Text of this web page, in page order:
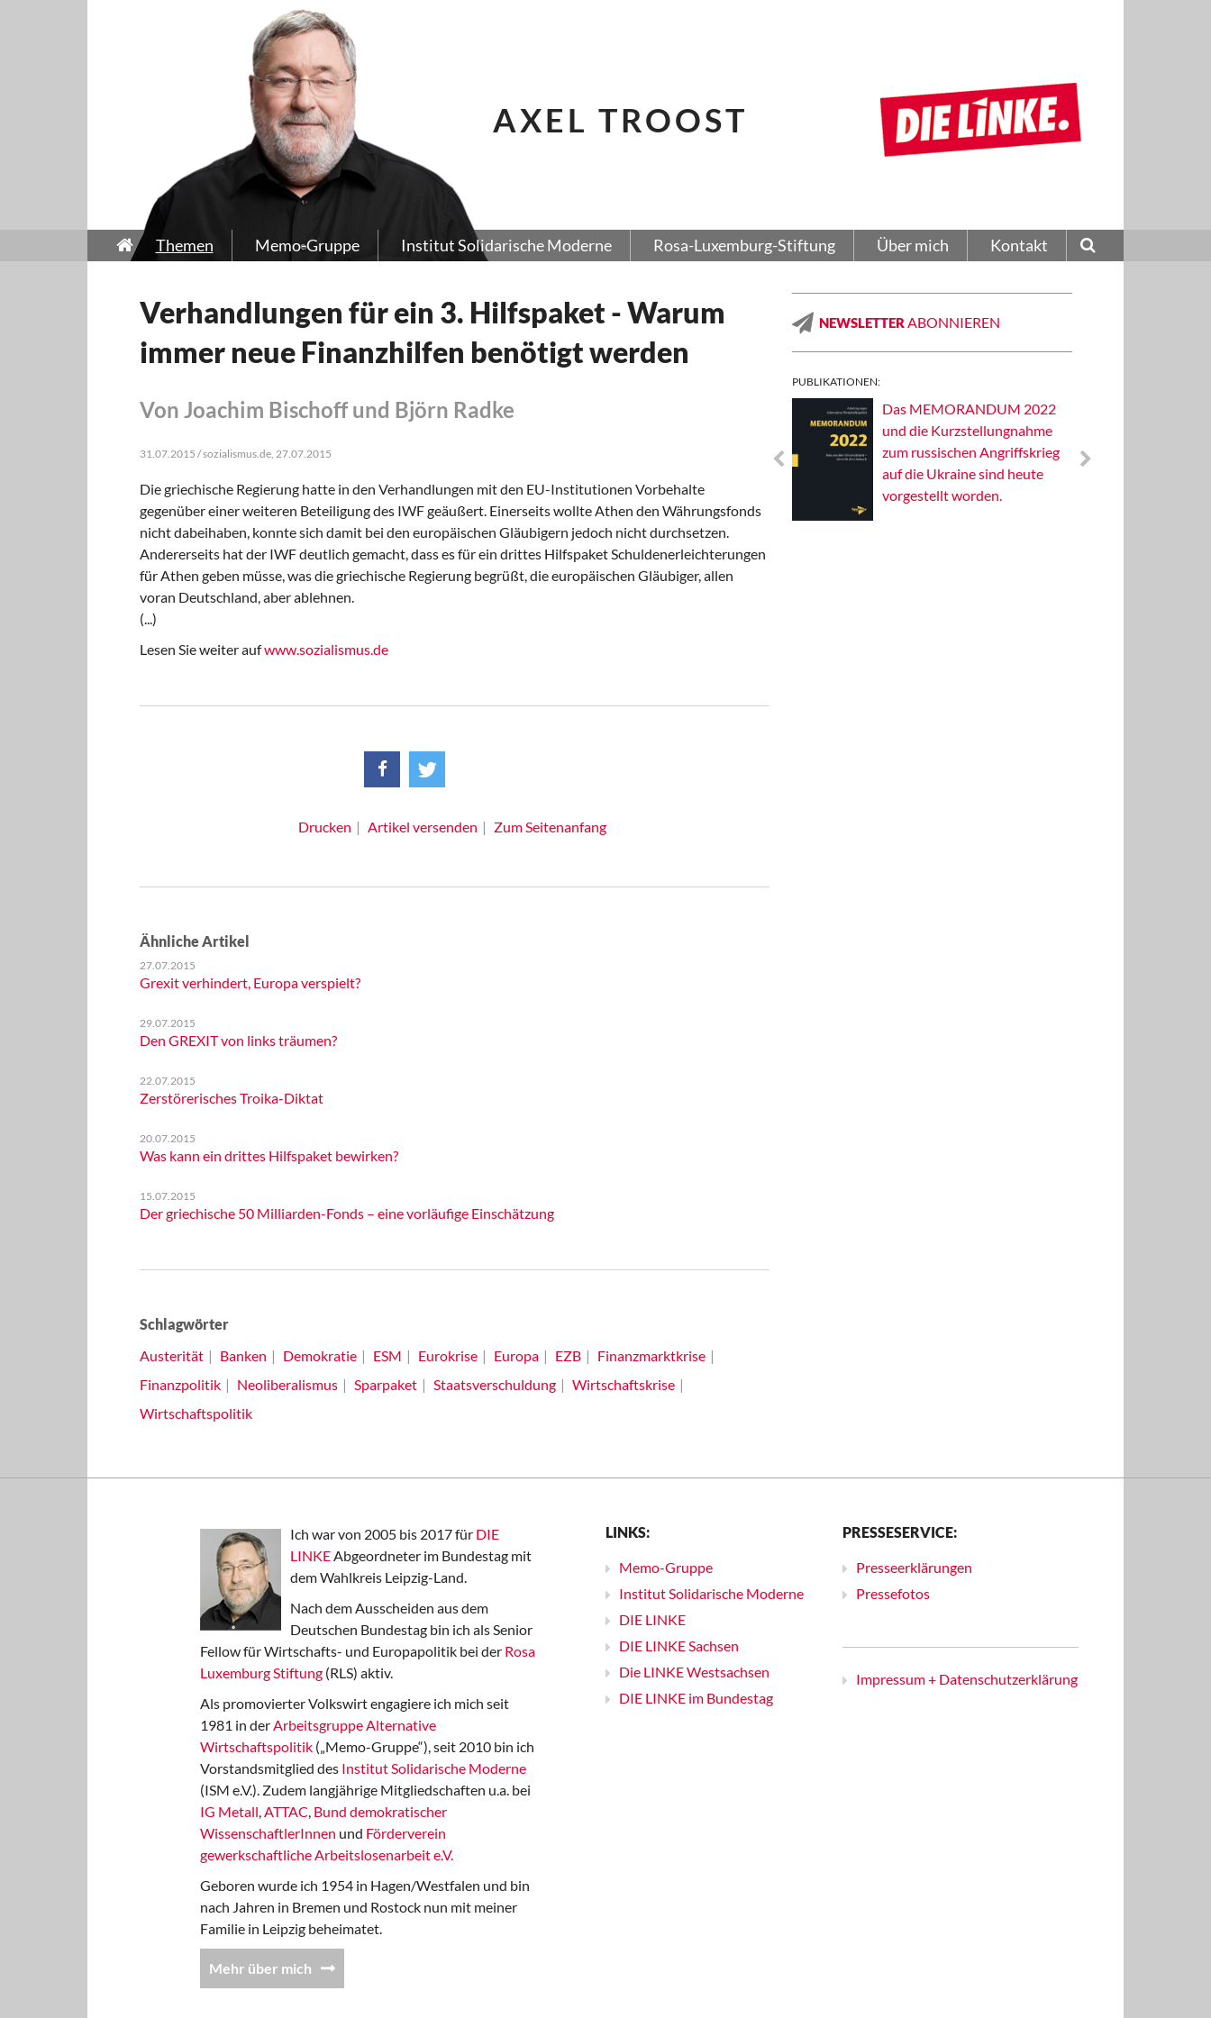
AXEL TROOST
Themen Memo-Gruppe Institut Solidarische Moderne Rosa-Luxemburg-Stiftung Über mich Kontakt
Verhandlungen für ein 3. Hilfspaket - Warum
immer neue Finanzhilfen benötigt werden
Von Joachim Bischoff und Björn Radke
31.07.2015 / sozialismus.de, 27.07.2015
Die griechische Regierung hatte in den Verhandlungen mit den EU-Institutionen Vorbehalte
gegenüber einer weiteren Beteiligung des IWF geäußert. Einerseits wollte Athen den Währungsfonds
nicht dabeihaben, konnte sich damit bei den europäischen Gläubigern jedoch nicht durchsetzen.
Andererseits hat der IWF deutlich gemacht, dass es für ein drittes Hilfspaket Schuldenerleichterungen
für Athen geben müsse, was die griechische Regierung begrüßt, die europäischen Gläubiger, allen
voran Deutschland, aber ablehnen.
(...)
Lesen Sie weiter aufwww.sozialismus.de
Drucken Artikel versenden Zum Seitenanfang
Ähnliche Artikel
27.07.2015
Grexit verhindert, Europa verspielt?
29.07.2015
Den GREXIT von links träumen?
22.07.2015
Zerstörerisches Troika-Diktat
20.07.2015
Was kann ein drittes Hilfspaket bewirken?
15.07.2015
Der griechische 50 Milliarden-Fonds – eine vorläufige Einschätzung
Schlagwörter
Austerität
Banken Demokratie ESM Eurokrise Europa EZB
Finanzmarktkrise
Finanzpolitik
Neoliberalismus Sparpaket Staatsverschuldung
Wirtschaftskrise
Wirtschaftspolitik
NEWSLETTER ABONNIEREN
PUBLIKATIONEN:
Das MEMORANDUM 2022
und die Kurzstellungnahme
zum russischen Angriffskrieg
auf die Ukraine sind heute
vorgestellt worden.
Ich war von 2005 bis 2017 für DIE
LINKEAbgeordneter im Bundestag mit
dem Wahlkreis Leipzig-Land.
Nach dem Ausscheiden aus dem
Deutschen Bundestag bin ich als Senior
Fellow für Wirtschafts- und Europapolitik bei der Rosa
Luxemburg Stiftung (RLS) aktiv.
Als promovierter Volkswirt engagiere ich mich seit
1981 in derArbeitsgruppe Alternative
Wirtschaftspolitik („Memo-Gruppe“), seit 2010 bin ich
Vorstandsmitglied des Institut Solidarische Moderne
(ISM e.V.). Zudem langjährige Mitgliedschaften u.a. bei
IG Metall,ATTAC, Bund demokratischer
WissenschaftlerInnen und Förderverein
gewerkschaftliche Arbeitslosenarbeit e.V.
Geboren wurde ich 1954 in Hagen/Westfalen und bin
nach Jahren in Bremen und Rostock nun mit meiner
Familie in Leipzig beheimatet.
Mehr über mich
LINKS:
Memo-Gruppe
Institut Solidarische Moderne
DIE LINKE
DIE LINKE Sachsen
Die LINKE Westsachsen
DIE LINKE im Bundestag
PRESSESERVICE:
Presseerklärungen
Pressefotos
Impressum + Datenschutzerklärung